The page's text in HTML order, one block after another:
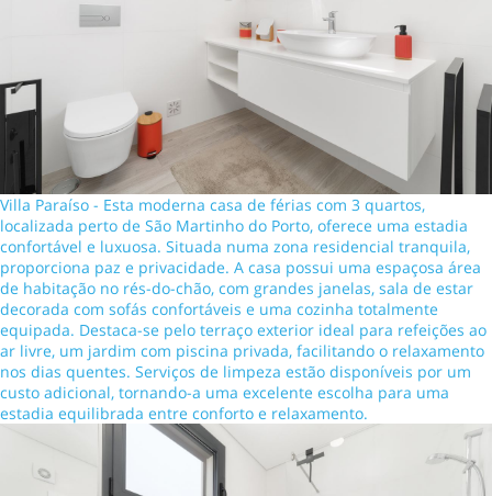
Villa Paraíso - Esta moderna casa de férias com 3 quartos,
localizada perto de São Martinho do Porto, oferece uma estadia
confortável e luxuosa. Situada numa zona residencial tranquila,
proporciona paz e privacidade. A casa possui uma espaçosa área
de habitação no rés-do-chão, com grandes janelas, sala de estar
decorada com sofás confortáveis e uma cozinha totalmente
equipada. Destaca-se pelo terraço exterior ideal para refeições ao
ar livre, um jardim com piscina privada, facilitando o relaxamento
nos dias quentes. Serviços de limpeza estão disponíveis por um
custo adicional, tornando-a uma excelente escolha para uma
estadia equilibrada entre conforto e relaxamento.